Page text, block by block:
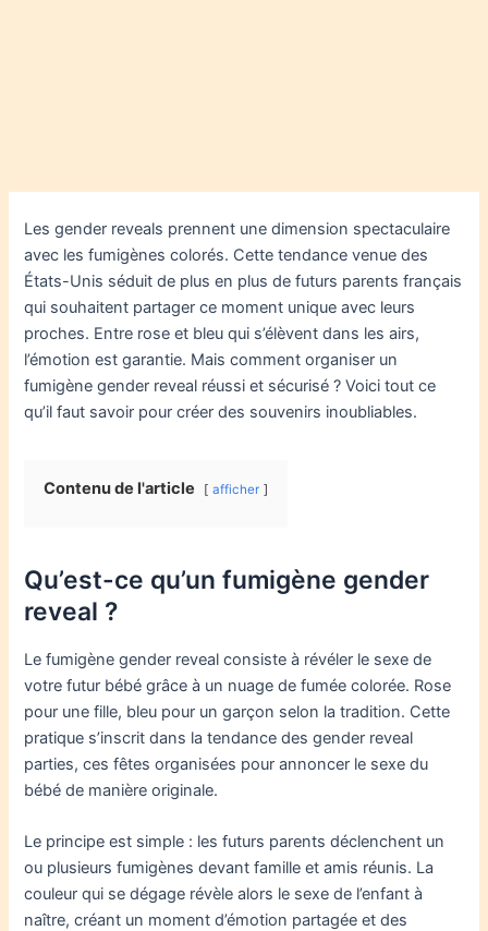
Les gender reveals prennent une dimension spectaculaire
avec les fumigènes colorés. Cette tendance venue des
États-Unis séduit de plus en plus de futurs parents français
qui souhaitent partager ce moment unique avec leurs
proches. Entre rose et bleu qui s’élèvent dans les airs,
l’émotion est garantie. Mais comment organiser un
fumigène gender reveal réussi et sécurisé ? Voici tout ce
qu’il faut savoir pour créer des souvenirs inoubliables.
Contenu de l'article afficher
Qu’est-ce qu’un fumigène gender
reveal ?
Le fumigène gender reveal consiste à révéler le sexe de
votre futur bébé grâce à un nuage de fumée colorée. Rose
pour une fille, bleu pour un garçon selon la tradition. Cette
pratique s’inscrit dans la tendance des gender reveal
parties, ces fêtes organisées pour annoncer le sexe du
bébé de manière originale.
Le principe est simple : les futurs parents déclenchent un
ou plusieurs fumigènes devant famille et amis réunis. La
couleur qui se dégage révèle alors le sexe de l’enfant à
naître, créant un moment d’émotion partagée et des